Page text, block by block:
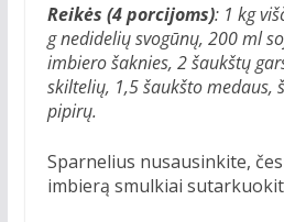
Reikės (4 porcijoms): 1 kg
g nedidelių svogūnų, 200 ml
imbiero šaknies, 2 šaukštų
skiltelių, 1,5 šaukšto medaus,
pipirų.
Sparnelius nusausinkite,
imbierą smulkiai